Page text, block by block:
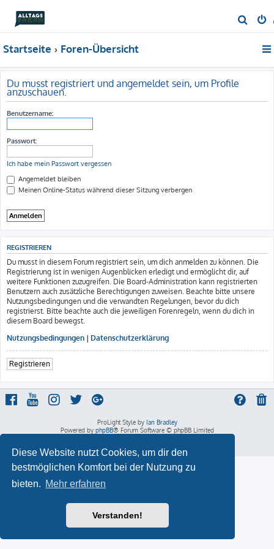
Diese Website nutzt Cookies, um dir den
bestmöglichen Komfort bei der Nutzung zu
bieten. Mehr erfahren
Verstanden!
u
Startseite Foren-Übersicht
Du musst registriert und angemeldet sein, um Profile
anzuschauen.
Benutzername:
Passwort:
Ich habe mein Passwort vergessen
Angemeldet bleiben
Meinen Online-Status während dieser Sitzung verbergen
REGISTRIEREN
Du musst in diesem Forum registriert sein, um dich anmelden zu können. Die
Registrierung ist in wenigen Augenblicken erledigt und ermöglicht dir, auf
weitere Funktionen zuzugreifen. Die Board-Administration kann registrierten
Benutzern auch zusätzliche Berechtigungen zuweisen. Beachte bitte unsere
Nutzungsbedingungen und die verwandten Regelungen, bevor du dich
registrierst. Bitte beachte auch die jeweiligen Forenregeln, wenn du dich in
diesem Board bewegst.
Nutzungsbedingungen | Datenschutzerklärung
Registrieren
ProLight Style by Ian Bradley
Powered by phpBB® Forum Software © phpBB Limited